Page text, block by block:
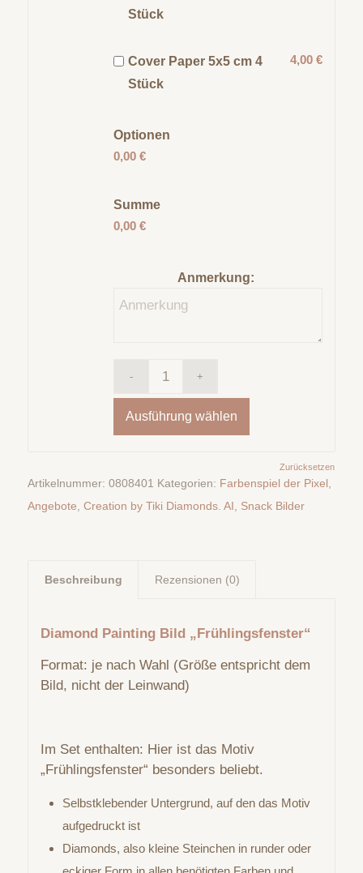
Zurücksetzen
Stück
Cover Paper 5x5 cm 4
Stück
4,00 €
Optionen
0,00 €
Summe
0,00 €
Anmerkung:
Ausführung wählen
Artikelnummer: 0808401 Kategorien: Farbenspiel der Pixel,
Angebote, Creation by Tiki Diamonds. AI, Snack Bilder
Beschreibung Rezensionen (0)
Diamond Painting Bild „Frühlingsfenster“
Format: je nach Wahl (Größe entspricht dem
Bild, nicht der Leinwand)
Im Set enthalten: Hier ist das Motiv
„Frühlingsfenster“ besonders beliebt.
Selbstklebender Untergrund, auf den das Motiv
aufgedruckt ist
Diamonds, also kleine Steinchen in runder oder